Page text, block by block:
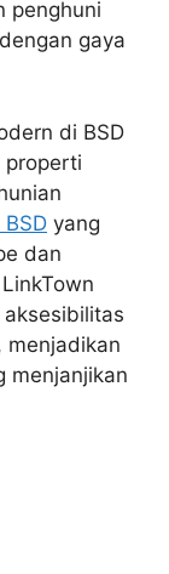
penghuni
gaya
di BSD
properti
yang
dan
menjadikan
menjanjikan